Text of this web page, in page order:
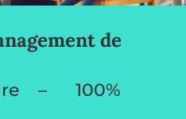
de
– 100%